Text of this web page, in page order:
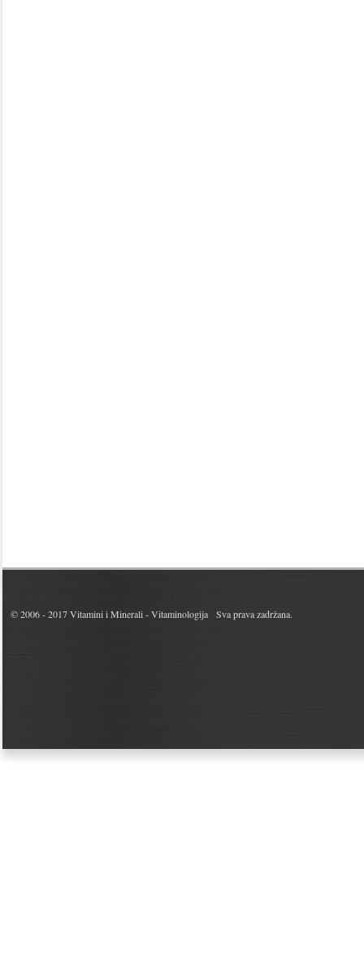
© 2006 - 2017Vitamini i Minerali - Vitaminologija Sva prava zadržana.